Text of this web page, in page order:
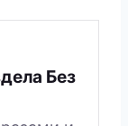
Без